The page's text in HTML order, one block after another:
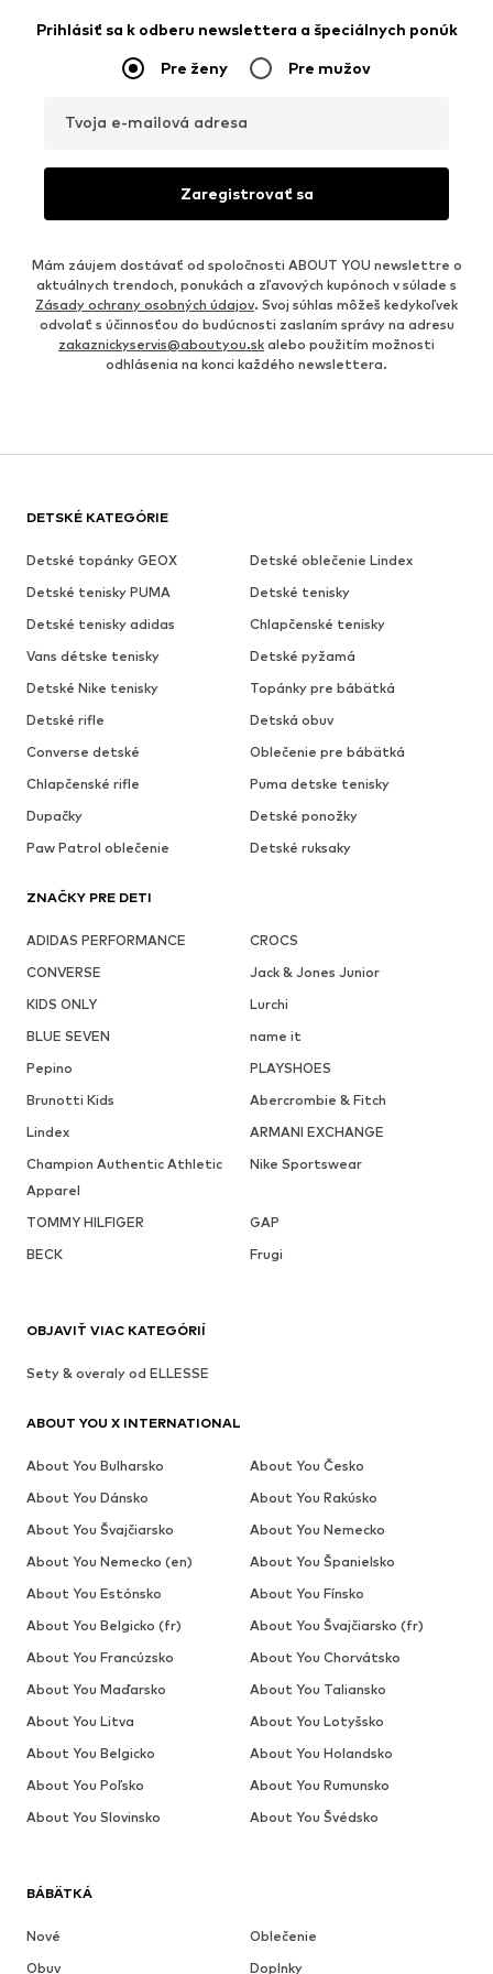
Prihlásiť sa k odberu newslettera a špeciálnych ponúk
Pre ženy Pre mužov
Tvoja e-mailová adresa
Zaregistrovať sa
Mám záujem dostávať od spoločnosti ABOUT YOU newslettre o
aktuálnych trendoch, ponukách a zľavových kupónoch v súlade s
Zásady ochrany osobných údajov. Svoj súhlas môžeš kedykoľvek
odvolať s účinnosťou do budúcnosti zaslaním správy na adresu
zakaznickyservis@aboutyou.sk alebo použitím možnosti
odhlásenia na konci každého newslettera.
DETSKÉ KATEGÓRIE
Detské topánky GEOX
Detské oblečenie Lindex
Detské tenisky PUMA
Detské tenisky
Detské tenisky adidas
Chlapčenské tenisky
Vans détske tenisky
Detské pyžamá
Detské Nike tenisky
Topánky pre bábätká
Detské rifle
Detská obuv
Converse detské
Oblečenie pre bábätká
Chlapčenské rifle
Puma detske tenisky
Dupačky
Detské ponožky
Paw Patrol oblečenie
Detské ruksaky
ZNAČKY PRE DETI
ADIDAS PERFORMANCE
CROCS
CONVERSE
Jack & Jones Junior
KIDS ONLY
Lurchi
BLUE SEVEN
name it
Pepino
PLAYSHOES
Brunotti Kids
Abercrombie & Fitch
Lindex
ARMANI EXCHANGE
Champion Authentic Athletic
Apparel
Nike Sportswear
TOMMY HILFIGER
GAP
BECK
Frugi
BÁBÄTKÁ
Nové
Oblečenie
Obuv
Doplnky
OBJAVIŤ VIAC KATEGÓRIÍ
Sety & overaly od ELLESSE
ABOUT YOU X INTERNATIONAL
About You Bulharsko
About You Česko
About You Dánsko
About You Rakúsko
About You Švajčiarsko
About You Nemecko
About You Nemecko (en)
About You Španielsko
About You Estónsko
About You Fínsko
About You Belgicko (fr)
About You Švajčiarsko (fr)
About You Francúzsko
About You Chorvátsko
About You Maďarsko
About You Taliansko
About You Litva
About You Lotyšsko
About You Belgicko
About You Holandsko
About You Poľsko
About You Rumunsko
About You Slovinsko
About You Švédsko